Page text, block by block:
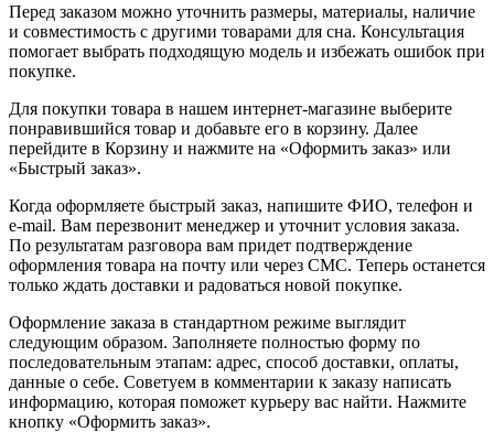
Перед заказом можно уточнить размеры, материалы, наличие
и совместимость с другими товарами для сна. Консультация
помогает выбрать подходящую модель и избежать ошибок при
покупке.
Для покупки товара в нашем интернет-магазине выберите
понравившийся товар и добавьте его в корзину. Далее
перейдите в Корзину и нажмите на «Оформить заказ» или
«Быстрый заказ».
Когда оформляете быстрый заказ, напишите ФИО, телефон и
e-mail. Вам перезвонит менеджер и уточнит условия заказа.
По результатам разговора вам придет подтверждение
оформления товара на почту или через СМС. Теперь останется
только ждать доставки и радоваться новой покупке.
Оформление заказа в стандартном режиме выглядит
следующим образом. Заполняете полностью форму по
последовательным этапам: адрес, способ доставки, оплаты,
данные о себе. Советуем в комментарии к заказу написать
информацию, которая поможет курьеру вас найти. Нажмите
кнопку «Оформить заказ».